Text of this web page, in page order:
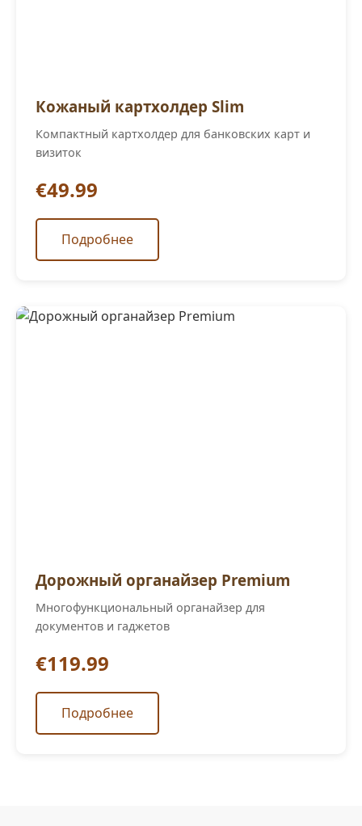
Кожаный картхолдер Slim
Компактный картхолдер для банковских карт и
визиток
€49.99
Подробнее
Дорожный органайзер Premium
Многофункциональный органайзер для
документов и гаджетов
€119.99
Подробнее